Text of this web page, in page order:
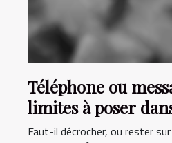
Téléphone ou
limites à poser
interactions ?
Faut-il décrocher, ou rester